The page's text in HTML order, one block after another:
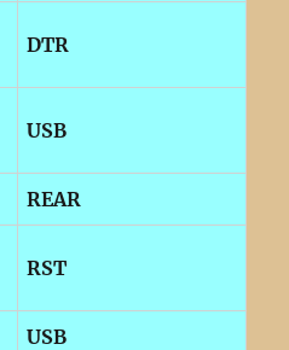
DTR
USB
REAR
RST
USB